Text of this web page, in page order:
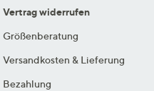
Vertrag widerrufen
Größenberatung
Versandkosten & Lieferung
Bezahlung